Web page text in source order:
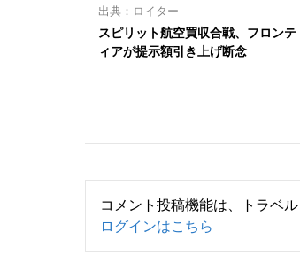
出典：ロイター
スピリット航空買収合戦、フロンテ
ィアが提示額引き上げ断念
コメント投稿機能は、トラベ
ログインはこちら